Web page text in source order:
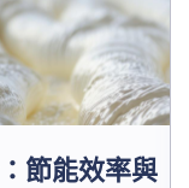
節能效率與